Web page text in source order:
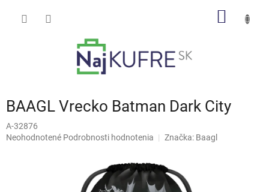
BAAGL Vrecko Batman Dark City
A-32876
Priemerné
Neohodnotené Podrobnosti hodnotenia Značka: Baagl